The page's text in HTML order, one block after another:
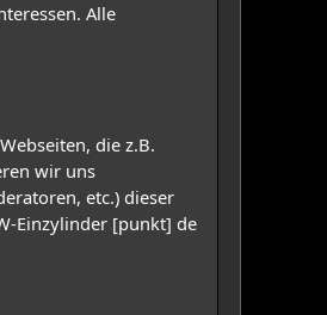
Alle
die z.B.
wir uns
etc.) dieser
Einzylinder [punkt] de